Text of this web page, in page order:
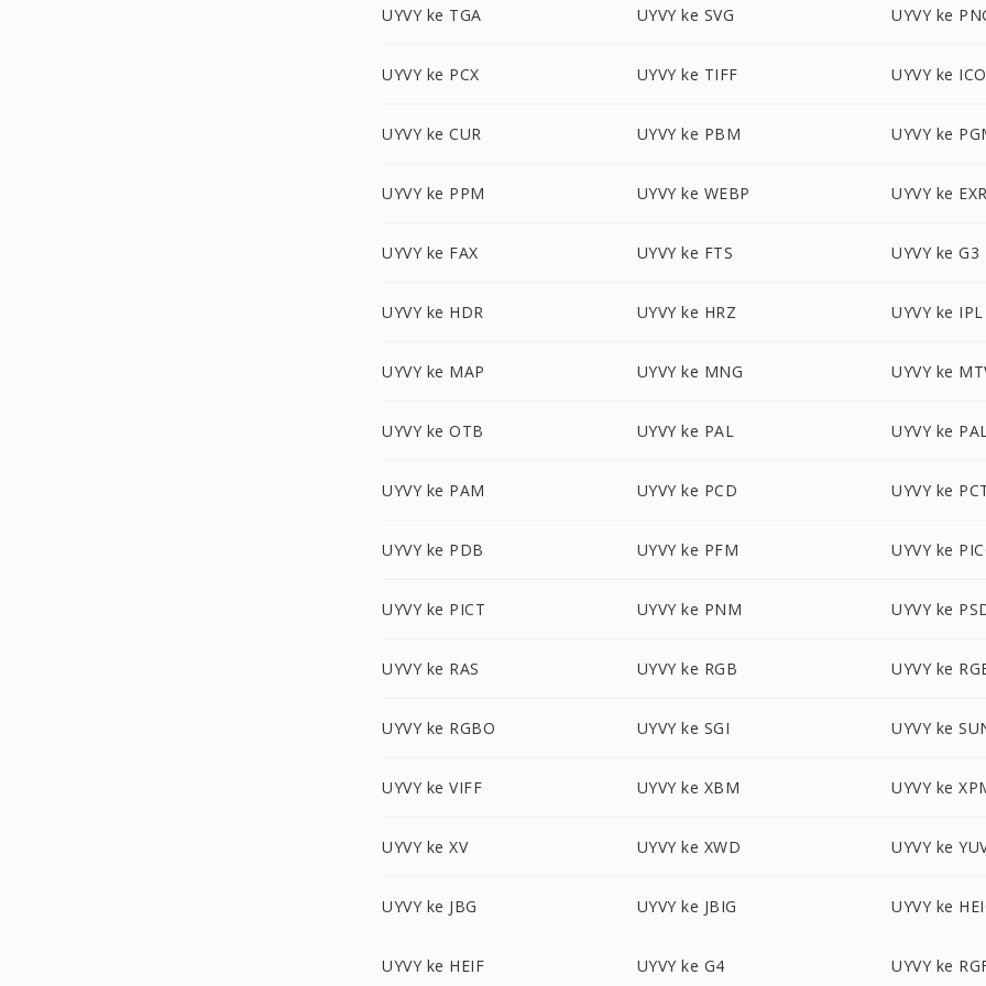
UYVY ke TGA UYVY ke SVG UYVY ke
UYVY ke PCX UYVY ke TIFF UYVY ke ICO
UYVY ke CUR UYVY ke PBM UYVY ke
UYVY ke PPM UYVY ke WEBP UYVY ke EXR
UYVY ke FAX UYVY ke FTS UYVY ke G3
UYVY ke HDR UYVY ke HRZ UYVY ke IPL
UYVY ke MAP UYVY ke MNG UYVY ke
UYVY ke OTB UYVY ke PAL UYVY ke
UYVY ke PAM UYVY ke PCD UYVY ke
UYVY ke PDB UYVY ke PFM UYVY ke
UYVY ke PICT UYVY ke PNM UYVY ke
UYVY ke RAS UYVY ke RGB UYVY ke
UYVY ke RGBO UYVY ke SGI UYVY ke
UYVY ke VIFF UYVY ke XBM UYVY ke
UYVY ke XV UYVY ke XWD UYVY ke
UYVY ke JBG UYVY ke JBIG UYVY ke
UYVY ke HEIF UYVY ke G4 UYVY ke